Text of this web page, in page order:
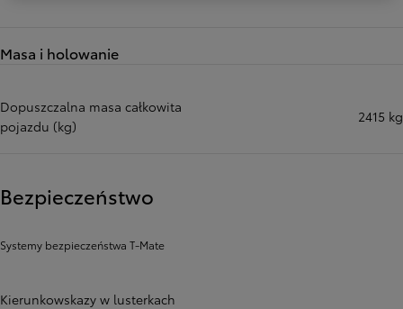
Masa i holowanie
Dopuszczalna masa całkowita
pojazdu (kg)
2415 kg
Bezpieczeństwo
Systemy bezpieczeństwa T-Mate
Kierunkowskazy w lusterkach